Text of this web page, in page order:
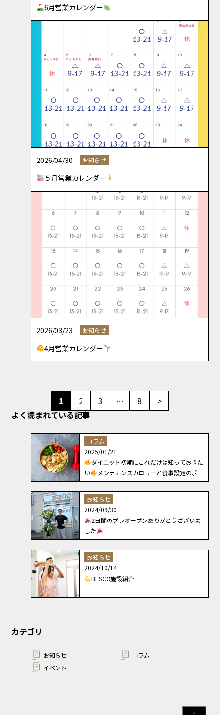
6月営業カレンダー
2026/04/30 お知らせ
５月営業カレンダー
2026/03/23 お知らせ
4月営業カレンダー
1 2 3 … 8
>
よく読まれている記事
コラム
2025/01/21
ダイエット初期にこれだけは知っておきた
い
メンテナンスカロリーと食事設定のポイ
ント
お知らせ
2024/09/30
2日間のプレオープンありがとうございま
した
お知らせ
2024/10/14
BESCO施設紹介
カテゴリ
お知らせ
コラム
イベント